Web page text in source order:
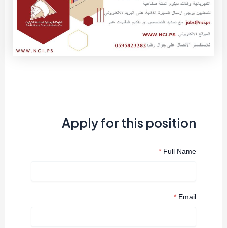
Apply for this position
Full Name
*
Email
*